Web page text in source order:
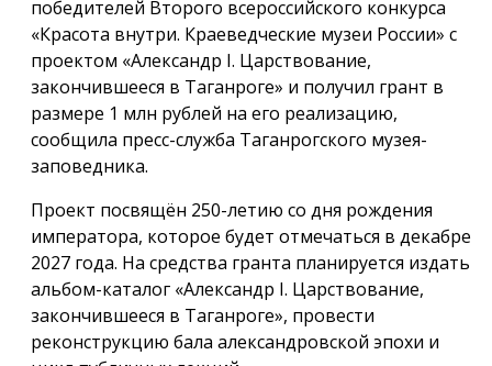
победителей Второго всероссийского конкурса
«Красота внутри. Краеведческие музеи России» с
проектом «Александр I. Царствование,
закончившееся в Таганроге» и получил грант в
размере 1 млн рублей на его реализацию,
сообщила пресс-служба Таганрогского музея-
заповедника.
Проект посвящён 250-летию со дня рождения
императора, которое будет отмечаться в декабре
2027 года. На средства гранта планируется издать
альбом-каталог «Александр I. Царствование,
закончившееся в Таганроге», провести
реконструкцию бала александровской эпохи и